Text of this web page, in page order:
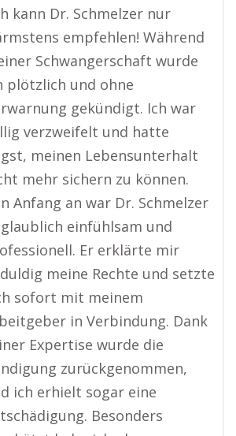
kann Dr. Schmelzer nur
empfehlen! Während
Schwangerschaft wurde
plötzlich und ohne
gekündigt. Ich war
verzweifelt und hatte
meinen Lebensunterhalt
mehr sichern zu können.
Anfang an war Dr. Schmelzer
einfühlsam und
Er erklärte mir
meine Rechte und setzte
sofort mit meinem
in Verbindung. Dank
Expertise wurde die
zurückgenommen,
ich erhielt sogar eine
Besonders